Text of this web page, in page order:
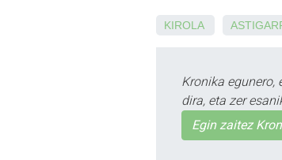
KIROLA
Kronika egunero,
dira, eta zer
Egin zaitez